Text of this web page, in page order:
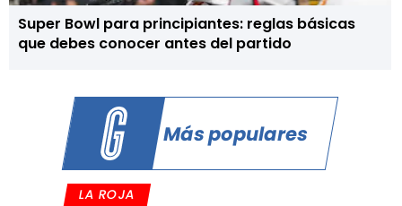
Super Bowl para principiantes: reglas básicas
que debes conocer antes del partido
Más populares
LA ROJA